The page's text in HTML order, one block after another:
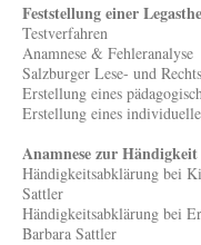
Feststellung einer
Testverfahren
Anamnese & Fehleranalyse
Salzburger Lese- und
Erstellung eines
Erstellung eines
Anamnese zur Händigkeit
Händigkeitsabklärung bei
Sattler
Händigkeitsabklärung bei
Barbara Sattler